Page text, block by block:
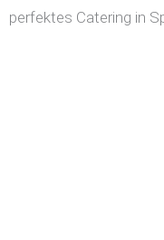
perfektes Catering in